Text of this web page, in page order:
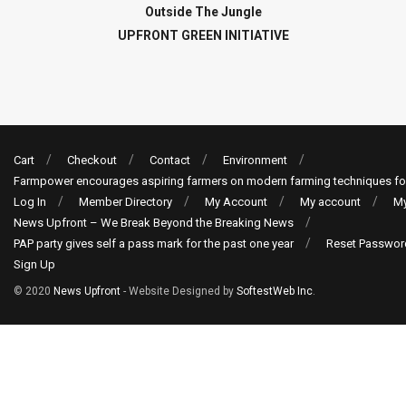
Outside The Jungle
UPFRONT GREEN INITIATIVE
Cart Checkout Contact
Environment
Farmpower encourages aspiring farmers on modern farming techniques
Log In
Member Directory My Account My account
News Upfront – We Break Beyond the Breaking News
PAP party gives self a pass mark for the past one year
Reset
Sign Up
© 2020 News Upfront - Website Designed by SoftestWeb Inc.